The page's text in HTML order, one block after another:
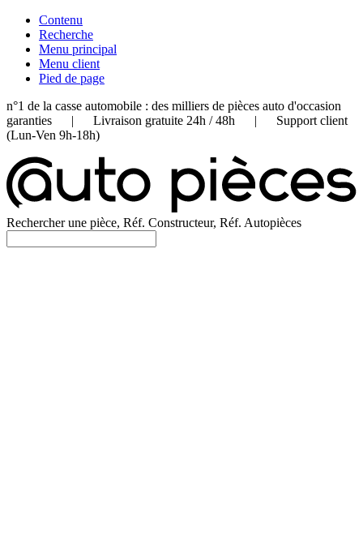
Contenu
Recherche
Menu principal
Menu client
Pied de page
n°1 de la casse automobile : des milliers de pièces auto d'occasion
garanties | Livraison gratuite 24h / 48h | Support client
(Lun-Ven 9h-18h)
Rechercher une pièce, Réf. Constructeur, Réf. Autopièces